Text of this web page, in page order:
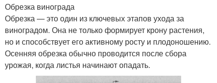
Обрезка винограда
Обрезка — это один из ключевых этапов ухода за
виноградом. Она не только формирует крону растения,
но и способствует его активному росту и плодоношению.
Осенняя обрезка обычно проводится после сбора
урожая, когда листья начинают опадать.